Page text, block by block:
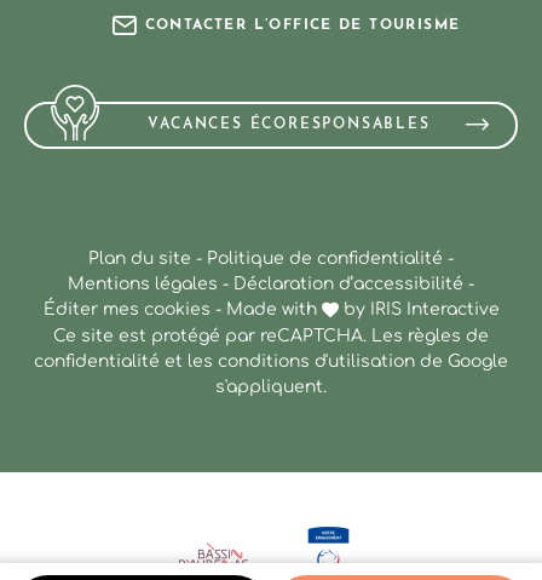
CONTACTER L’OFFICE DE TOURISME
VACANCES ÉCORESPONSABLES
Plan du site - Politique de confidentialité -
Mentions légales - Déclaration d’accessibilité -
Éditer mes cookies - Made with by
IRIS Interactive
Ce site est protégé par reCAPTCHA. Les règles de
confidentialité et les conditions d'utilisation de Google
s'appliquent.